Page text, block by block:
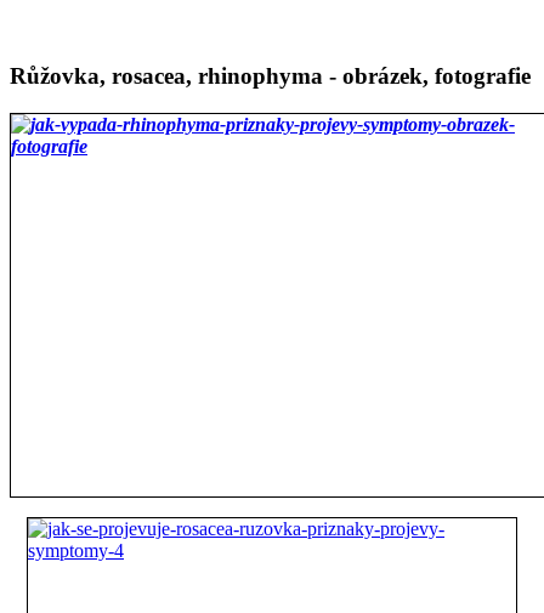
Růžovka, rosacea, rhinophyma - obrázek, fotografie